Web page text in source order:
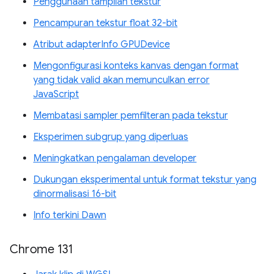
Pencampuran tekstur float 32-bit
Atribut adapterInfo GPUDevice
Mengonfigurasi konteks kanvas dengan format
yang tidak valid akan memunculkan error
JavaScript
Membatasi sampler pemfilteran pada tekstur
Eksperimen subgrup yang diperluas
Meningkatkan pengalaman developer
Dukungan eksperimental untuk format tekstur yang
dinormalisasi 16-bit
Info terkini Dawn
Chrome 131